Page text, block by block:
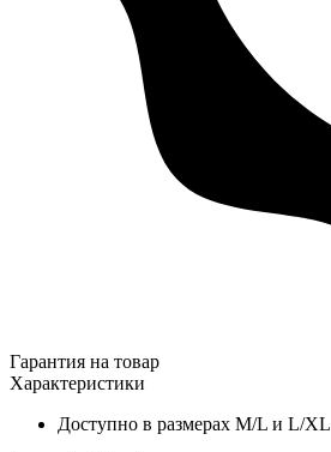
Гарантия на товар
Характеристики
Доступно в размерах M/L и L/XL